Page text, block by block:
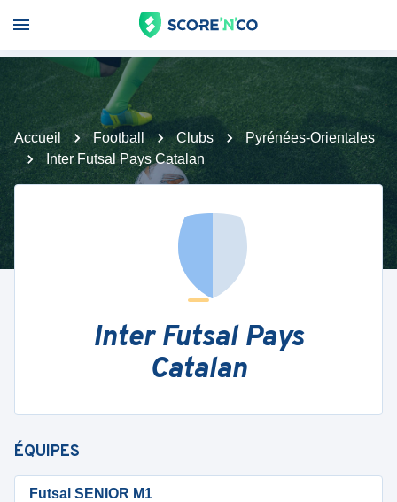
Accueil Football Clubs
Pyrénées-Orientales
Inter Futsal Pays Catalan
Inter Futsal Pays
Catalan
ÉQUIPES
Futsal SENIOR M1